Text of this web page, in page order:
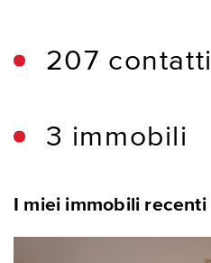
207 contatti
3 immobili
I miei immobili recenti